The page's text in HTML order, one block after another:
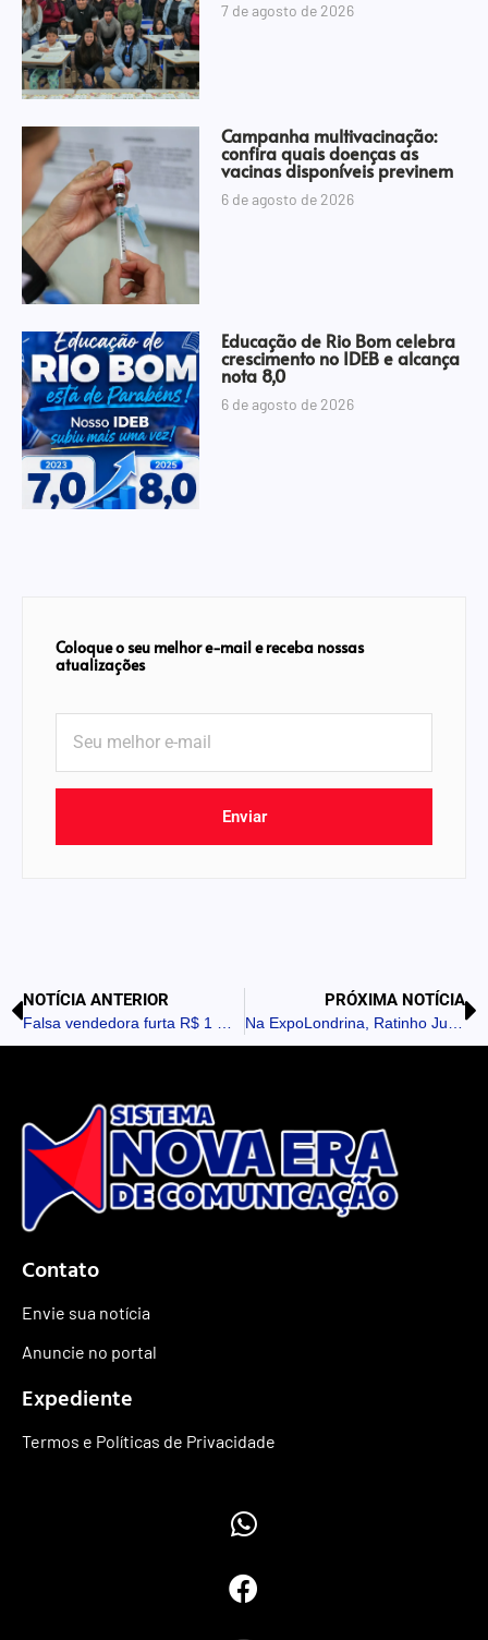
7 de agosto de 2026
Campanha multivacinação:
confira quais doenças as
vacinas disponíveis previnem
6 de agosto de 2026
Educação de Rio Bom celebra
crescimento no IDEB e alcança
nota 8,0
6 de agosto de 2026
Coloque o seu melhor e-mail e receba nossas
atualizações
Enviar
NOTÍCIA ANTERIOR PRÓXIMA NOTÍCIA
Contato
Envie sua notícia
Anuncie no portal
Expediente
Termos e Políticas de Privacidade